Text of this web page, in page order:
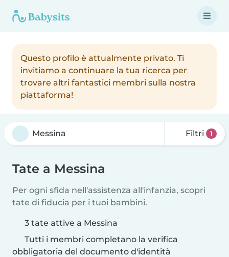
Questo profilo è attualmente privato. Ti
invitiamo a continuare la tua ricerca per
trovare altri fantastici membri sulla nostra
piattaforma!
Filtri 1
Tate a Messina
Per ogni sfida nell'assistenza all'infanzia, scopri
tate di fiducia per i tuoi bambini.
3 tate attive a Messina
Tutti i membri completano la verifica
obbligatoria del documento d'identità